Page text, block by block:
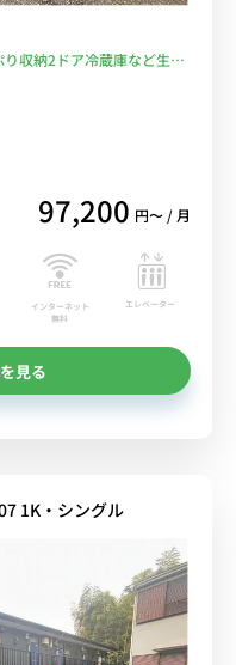
り収納2ドア冷蔵庫など生活
Wi-Fi格安レンタル中！
97,200 円〜 / 月
インターネット
無料
エレベーター
見る
1K・シングル